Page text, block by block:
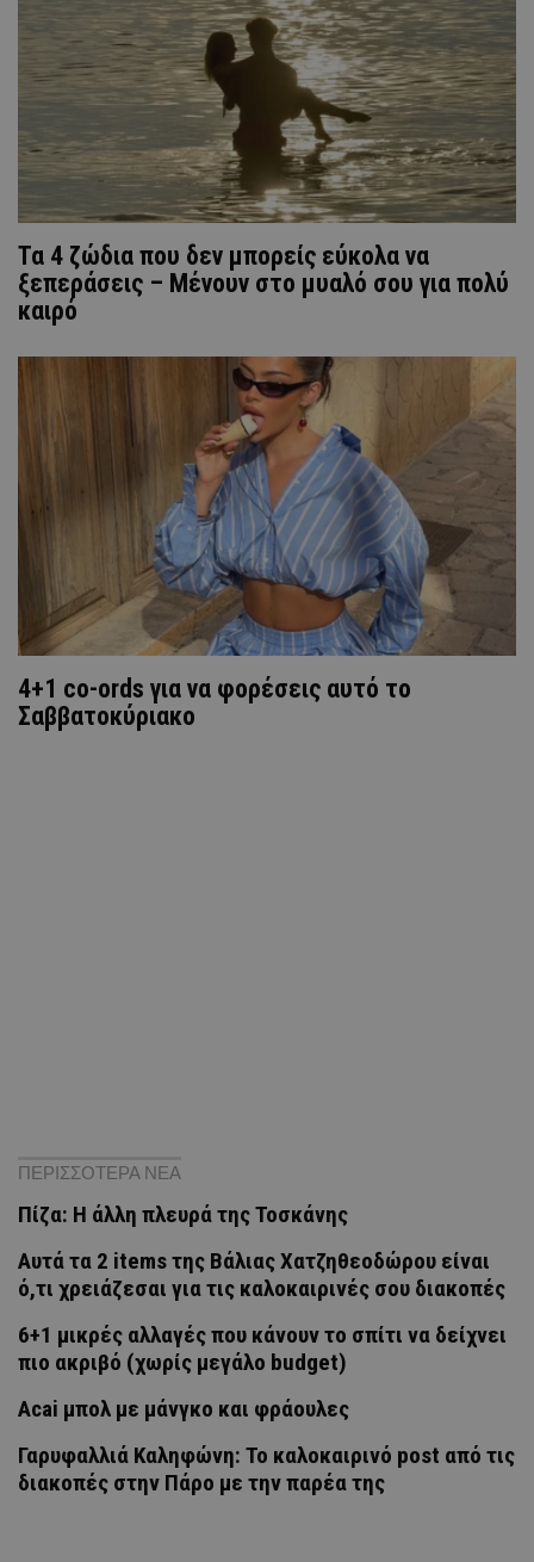
Τα 4 ζώδια που δεν μπορείς εύκολα να
ξεπεράσεις – Μένουν στο μυαλό σου για πολύ
καιρό
4+1 co-ords για να φορέσεις αυτό το
Σαββατοκύριακο
ΠΕΡΙΣΣΟΤΕΡΑ ΝΕΑ
Πίζα: Η άλλη πλευρά της Τοσκάνης
Αυτά τα 2 items της Βάλιας Χατζηθεοδώρου είναι
ό,τι χρειάζεσαι για τις καλοκαιρινές σου διακοπές
6+1 μικρές αλλαγές που κάνουν το σπίτι να δείχνει
πιο ακριβό (χωρίς μεγάλο budget)
Acai μπολ με μάνγκο και φράουλες
Γαρυφαλλιά Καληφώνη: To καλοκαιρινό post από τις
διακοπές στην Πάρο με την παρέα της